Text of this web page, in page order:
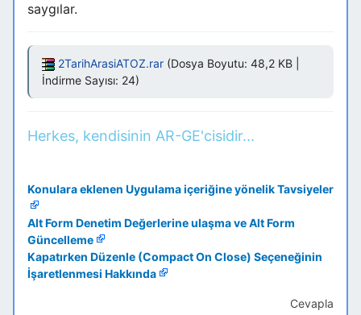
saygılar.
2TarihArasiATOZ.rar(Dosya Boyutu: 48,2 KB |
İndirme Sayısı: 24)
Herkes, kendisinin AR-GE'cisidir...
Konulara eklenen Uygulama içeriğine yönelik Tavsiyeler
Alt Form Denetim Değerlerine ulaşma ve Alt Form
Güncelleme
Kapatırken Düzenle (Compact On Close) Seçeneğinin
İşaretlenmesi Hakkında
Cevapla